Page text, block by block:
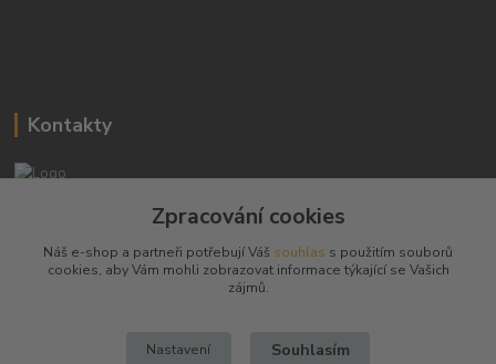
Kontakty
+420 603794370
zbranenaboje@seznam.cz
Zpracování cookies
Náš e-shop a partneři potřebují Váš souhlas s použitím souborů
cookies, aby Vám mohli zobrazovat informace týkající se Vašich
zájmů.
Nastavení Souhlasím